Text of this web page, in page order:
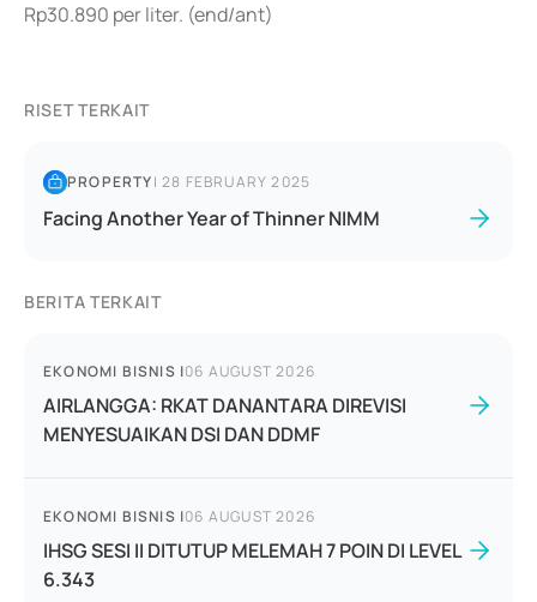
Rp30.890 per liter. (end/ant)
RISET TERKAIT
PROPERTY|28 FEBRUARY 2025
Facing Another Year of Thinner NIMM
BERITA TERKAIT
EKONOMI BISNIS |06 AUGUST 2026
AIRLANGGA: RKAT DANANTARA DIREVISI
MENYESUAIKAN DSI DAN DDMF
EKONOMI BISNIS |06 AUGUST 2026
IHSG SESI II DITUTUP MELEMAH 7 POIN DI LEVEL
6.343